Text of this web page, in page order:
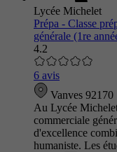
Lycée Michelet
Prépa - Classe
générale (1re
4.2
6 avis
Vanves 92170
Au Lycée
commerciale
d'excellence
humaniste. Les